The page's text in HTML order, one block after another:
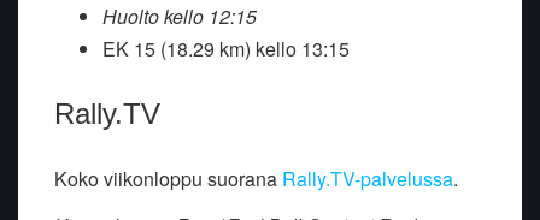
Huolto kello 12:15
EK 15 (18.29 km) kello 13:15
Rally.TV
Koko viikonloppu suorana Rally.TV-palvelussa.